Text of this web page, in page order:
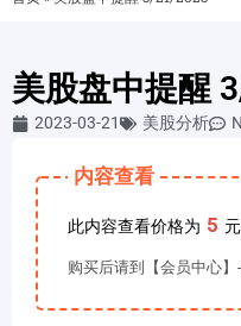
美股盘中提醒
2023-03-21 美股分析
内容查看
此内容查看价格为 5
购买后请到【会员中心